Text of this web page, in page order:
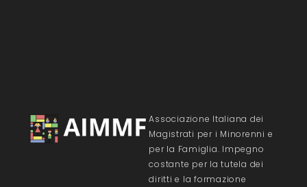
Associazione Italiana dei
Magistrati per i Minorenni e
per la Famiglia. Impegno
costante per la tutela dei
diritti e la formazione